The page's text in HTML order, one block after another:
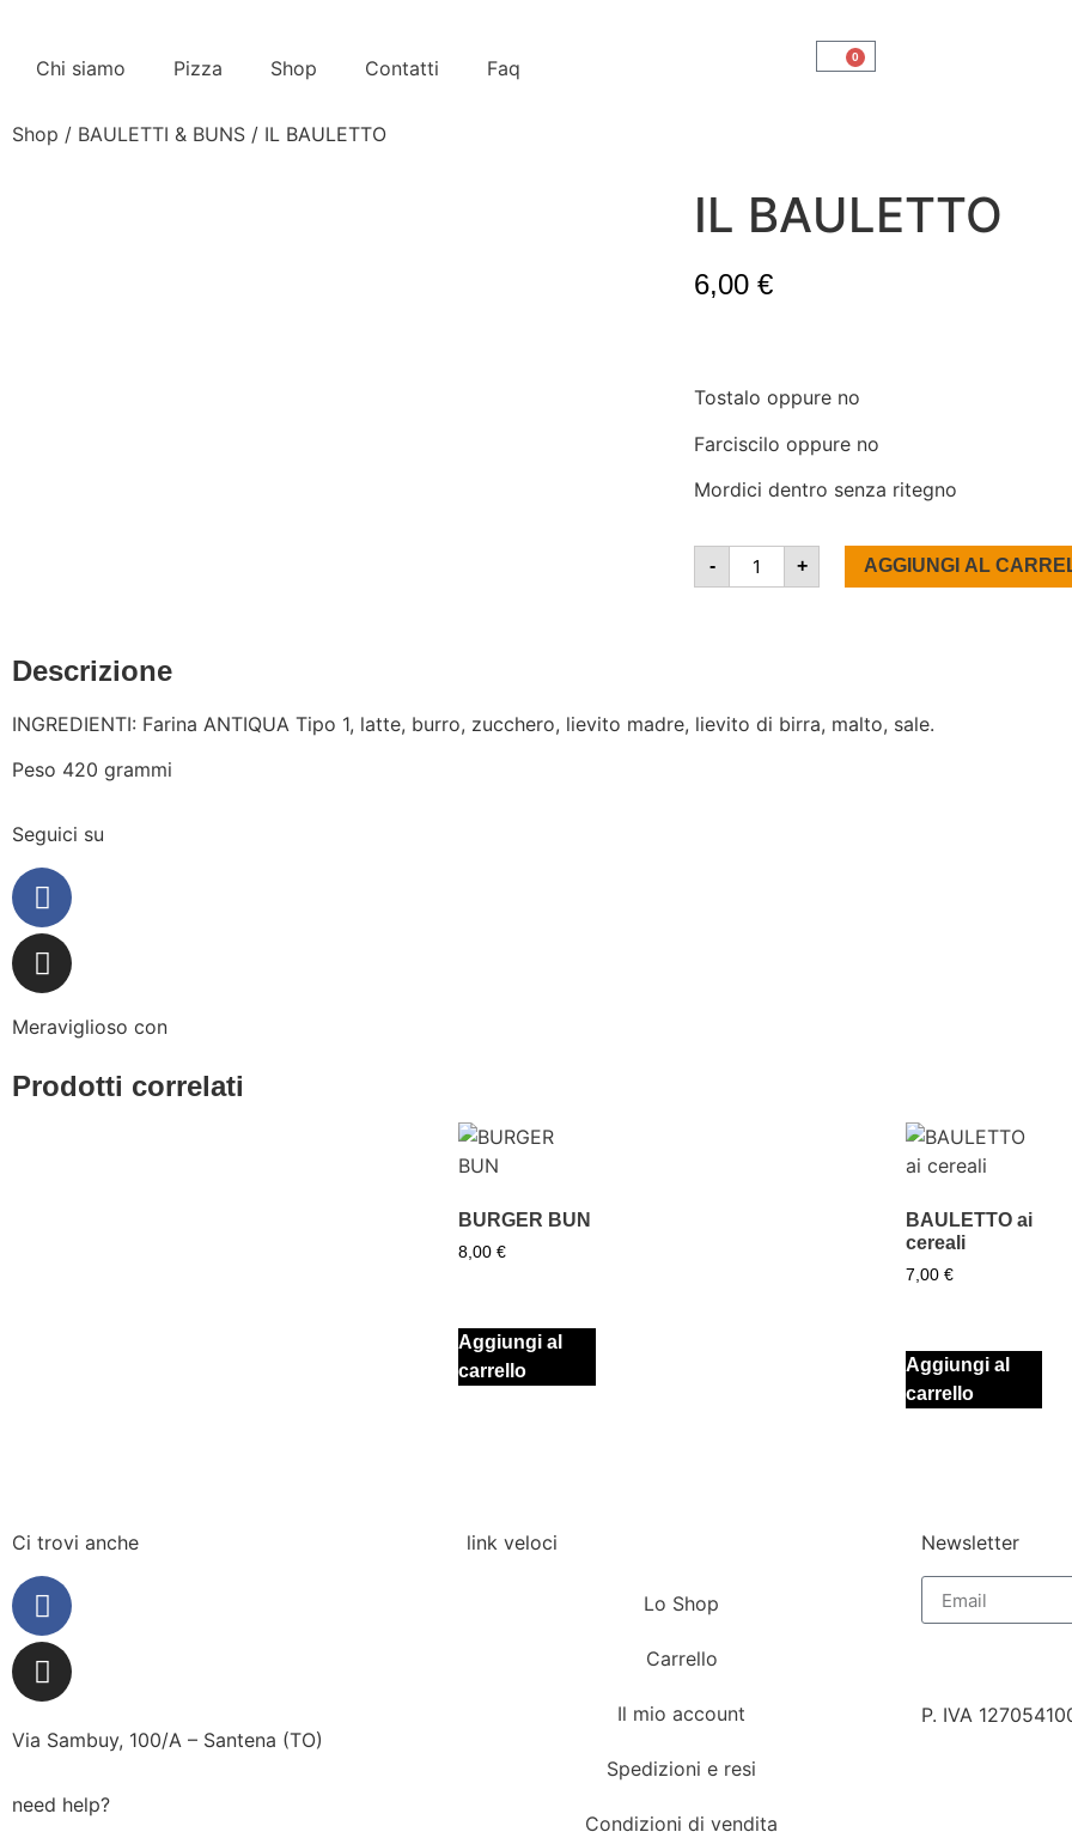
Chi siamo Pizza Shop Contatti Faq 0
Shop / BAULETTI & BUNS / IL BAULETTO
IL BAULETTO
6,00 €
Tostalo oppure no
Farciscilo oppure no
Mordici dentro senza ritegno
- + AGGIUNGI AL
Descrizione
INGREDIENTI: Farina ANTIQUA Tipo 1, latte, burro, zucchero, lievito madre, lievito di birra, malto, sale.
Peso 420 grammi
Seguici su
Meraviglioso con
Prodotti correlati
BURGER BUN
8,00€
Aggiungi al
carrello
BAULETTO ai
cereali
7,00 €
Aggiungi al
carrello
Ci trovi anche
Via Sambuy, 100/A – Santena (TO)
need help?
link veloci
Lo Shop
Carrello
Il mio account
Spedizioni e resi
Condizioni di vendita
Newsletter
P. IVA